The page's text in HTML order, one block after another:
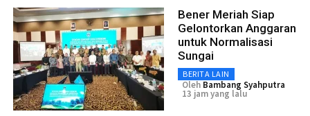
Bener Meriah Siap
Gelontorkan Anggaran
untuk Normalisasi
Sungai
BERITA LAIN
Oleh Bambang Syahputra
13 jam yang lalu